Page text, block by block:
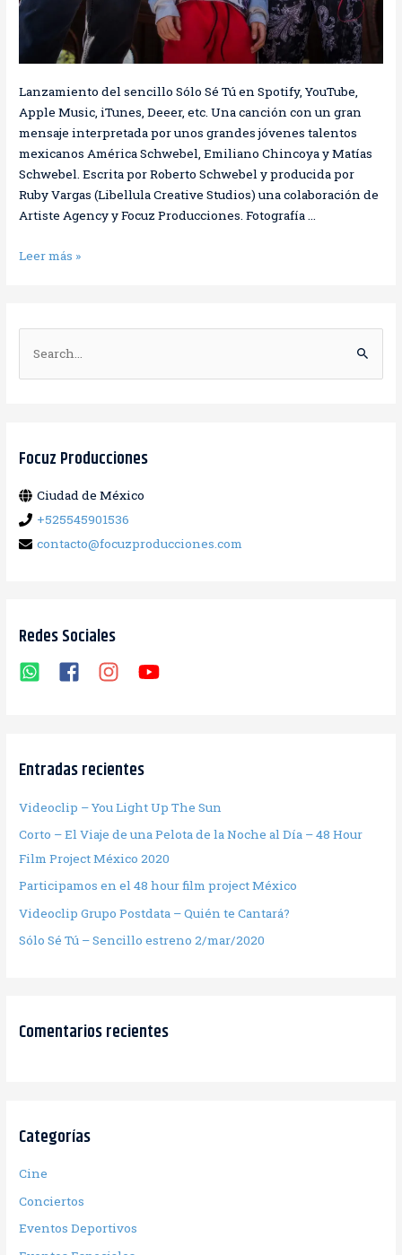
Lanzamiento del sencillo Sólo Sé Tú en Spotify, YouTube,
Apple Music, iTunes, Deeer, etc. Una canción con un gran
mensaje interpretada por unos grandes jóvenes talentos
mexicanos América Schwebel, Emiliano Chincoya y Matías
Schwebel. Escrita por Roberto Schwebel y producida por
Ruby Vargas (Libellula Creative Studios) una colaboración de
Artiste Agency y Focuz Producciones. Fotografía …
Leer más »
u
a
:
Focuz Producciones
Ciudad de México
+525545901536
contacto@focuzproducciones.com
Redes Sociales
Entradas recientes
Videoclip – You Light Up The Sun
Corto – El Viaje de una Pelota de la Noche al Día – 48 Hour
Film Project México 2020
Participamos en el 48 hour film project México
Videoclip Grupo Postdata – Quién te Cantará?
Sólo Sé Tú – Sencillo estreno 2/mar/2020
Comentarios recientes
Categorías
Cine
Conciertos
Eventos Deportivos